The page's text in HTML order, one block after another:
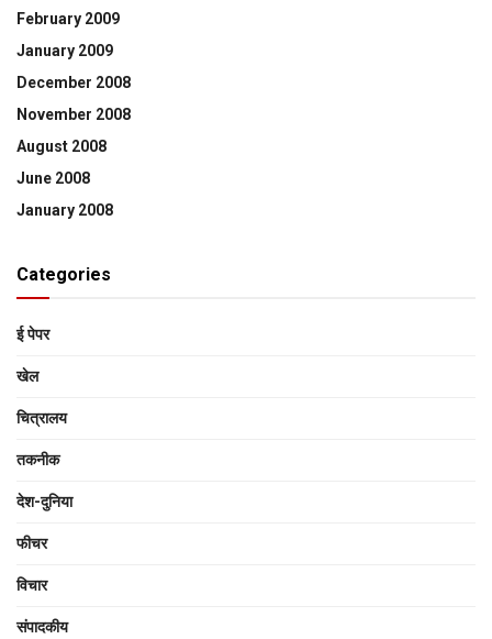
February 2009
January 2009
December 2008
November 2008
August 2008
June 2008
January 2008
Categories
ई पेपर
खेल
चित्रालय
तकनीक
देश-दुनिया
फीचर
विचार
संपादकीय